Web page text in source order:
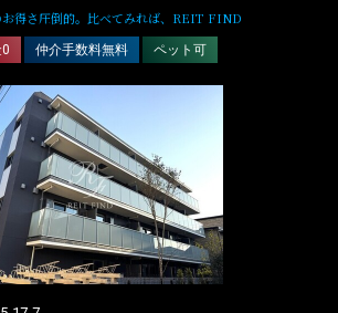
得さ圧倒的。比べてみれば、REIT FIND
仲介手数料無料 ペット可